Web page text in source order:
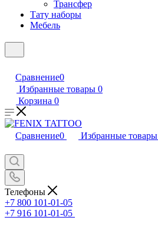
Трансфер
Тату наборы
Мебель
Сравнение0
Избранные товары 0
Корзина 0
Сравнение0 Избранные товары
Телефоны
+7 800 101-01-05
+7 916 101-01-05